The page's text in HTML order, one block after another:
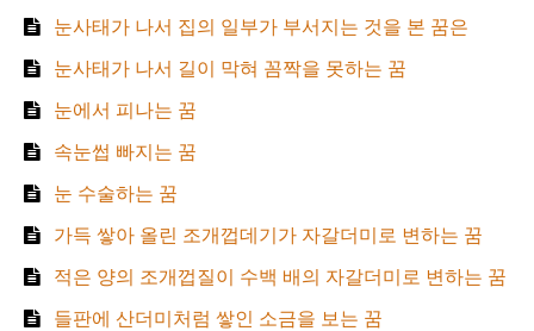
눈사태가 나서 집의 일부가 부서지는 것을 본 꿈은
눈사태가 나서 길이 막혀 꼼짝을 못하는 꿈
눈에서 피나는 꿈
속눈썹 빠지는 꿈
눈 수술하는 꿈
가득 쌓아 올린 조개껍데기가 자갈더미로 변하는 꿈
적은 양의 조개껍질이 수백 배의 자갈더미로 변하는 꿈
들판에 산더미처럼 쌓인 소금을 보는 꿈